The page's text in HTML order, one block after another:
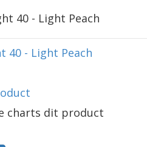
40 - Light Peach
40 - Light Peach
charts dit product